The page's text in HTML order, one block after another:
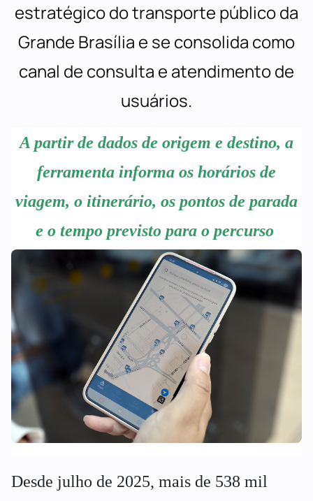
estratégico do transporte público da
Grande Brasília e se consolida como
canal de consulta e atendimento de
usuários.
A partir de dados de origem e destino, a
ferramenta informa os horários de
viagem, o itinerário, os pontos de parada
e o tempo previsto para o percurso
Desde julho de 2025, mais de 538 mil